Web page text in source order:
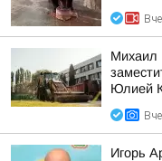
Михаил
Юлией
Игорь